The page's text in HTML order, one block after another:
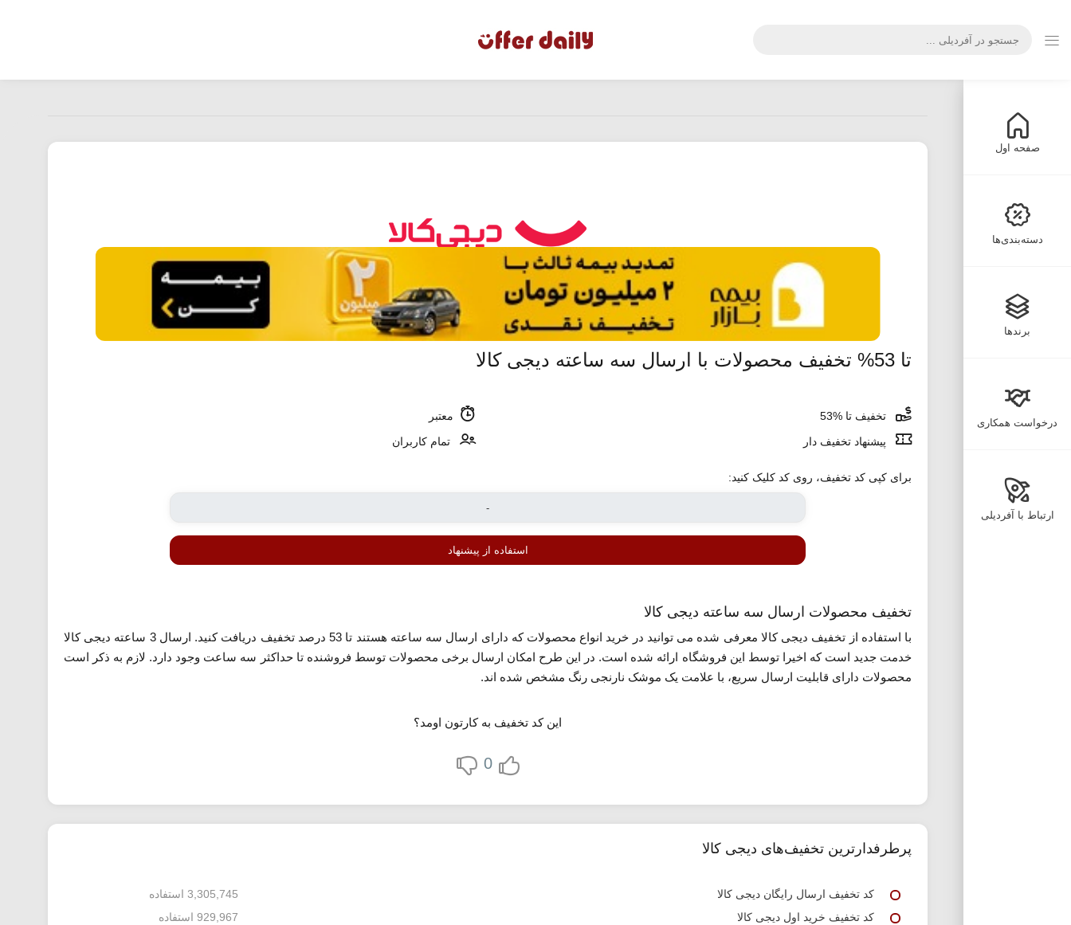
صفحه اول
دسته‌بندی‌ها
برندها
درخواست همکاری
ارتباط با آفردیلی
تا 53% تخفیف محصولات با ارسال سه ساعته دیجی کالا
تخفیف تا %53
معتبر
پیشنهاد تخفیف دار
تمام کاربران
برای کپی کد تخفیف، روی کد کلیک کنید:
استفاده از پیشنهاد
تخفیف محصولات ارسال سه ساعته دیجی کالا
با استفاده از تخفیف دیجی کالا معرفی شده می توانید در خرید انواع محصولات که دارای ارسال سه ساعته هستند تا 53 درصد تخفیف دریافت کنید. ارسال 3 ساعته دیجی کالا
خدمت جدید است که اخیرا توسط این فروشگاه ارائه شده است. در این طرح امکان ارسال برخی محصولات توسط فروشنده تا حداکثر سه ساعت وجود دارد. لازم به ذکر است
محصولات دارای قابلیت ارسال سریع، با علامت یک موشک نارنجی رنگ مشخص شده اند.
این کد تخفیف به کارتون اومد؟
0
پرطرفدارترین تخفیف‌های دیجی کالا
کد تخفیف ارسال رایگان دیجی کالا
3,305,745 استفاده
کد تخفیف خرید اول دیجی کالا
929,967 استفاده